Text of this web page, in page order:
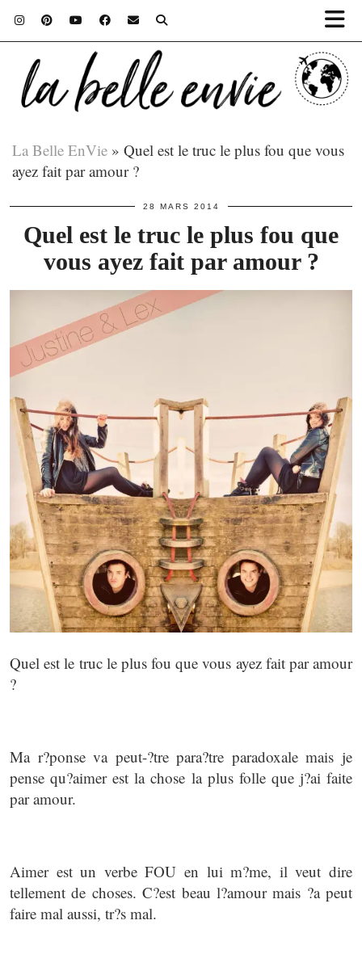
La Belle EnVie » Quel est le truc le plus fou que vous
ayez fait par amour ?
28 MARS 2014
Quel est le truc le plus fou que
vous ayez fait par amour ?
Quel est le truc le plus fou que vous ayez fait par amour
?
Ma r?ponse va peut-?tre para?tre paradoxale mais je
pense qu?aimer est la chose la plus folle que j?ai faite
par amour.
Aimer est un verbe FOU en lui m?me, il veut dire
tellement de choses. C?est beau l?amour mais ?a peut
faire mal aussi, tr?s mal.